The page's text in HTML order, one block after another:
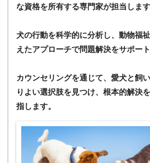
な資格を所有する専門家が担当します
犬の行動を科学的に分析し、動物福
えたアプローチで問題解決をサポート
カウンセリングを通じて、愛犬と飼
りよい選択肢を見つけ、根本的解決
指します。